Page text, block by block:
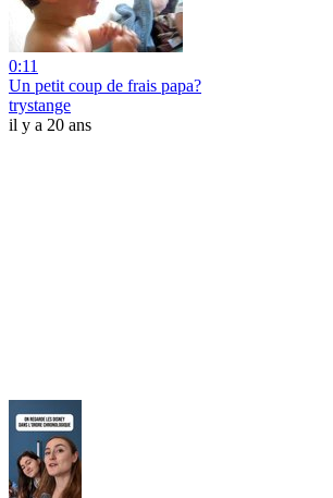
0:11
Un petit coup de frais papa?
trystange
il y a 20 ans